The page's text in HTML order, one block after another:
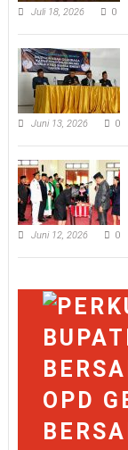
Juli 18, 2026 0
Juni 13, 2026 0
Juni 12, 2026 0